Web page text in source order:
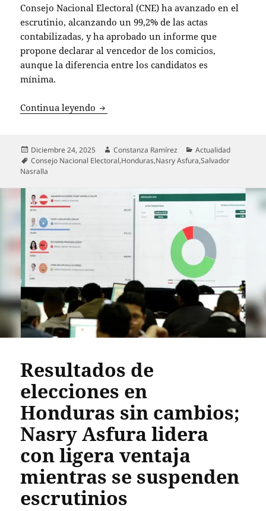
Consejo Nacional Electoral (CNE) ha avanzado en el
escrutinio, alcanzando un 99,2% de las actas
contabilizadas, y ha aprobado un informe que
propone declarar al vencedor de los comicios,
aunque la diferencia entre los candidatos es
mínima.
Continua leyendo Honduras avanza hacia la
Publicado
el
Diciembre 24, 2025 Autor
Constanza Ramírez Categorías
Actualidad
Etiquetas
Consejo Nacional Electoral,Honduras,Nasry Asfura,Salvador
Nasralla
Resultados de
elecciones en
Honduras sin cambios;
Nasry Asfura lidera
con ligera ventaja
mientras se suspenden
escrutinios